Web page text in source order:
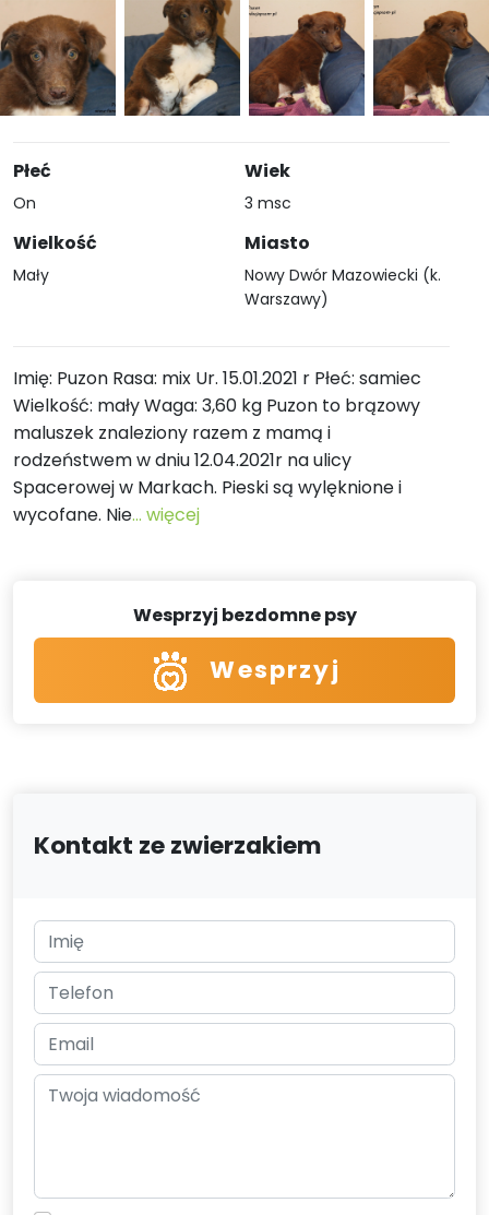
Płeć
On
Wielkość
Mały
Wiek
3 msc
Miasto
Nowy Dwór Mazowiecki (k.
Warszawy)
Imię: Puzon Rasa: mix Ur. 15.01.2021 r Płeć: samiec
Wielkość: mały Waga: 3,60 kg Puzon to brązowy
maluszek znaleziony razem z mamą i
rodzeństwem w dniu 12.04.2021r na ulicy
Spacerowej w Markach. Pieski są wylęknione i
wycofane. Nie... więcej
Wesprzyj bezdomne psy
Wesprzyj
Kontakt ze zwierzakiem